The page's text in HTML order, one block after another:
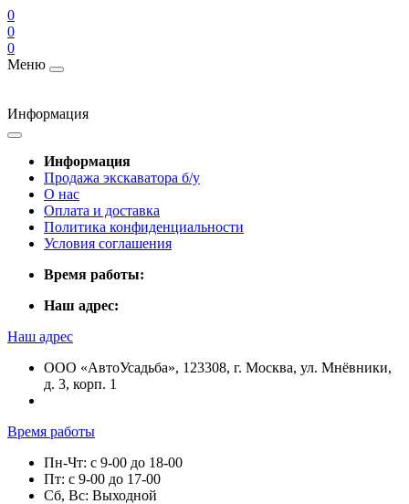
0
0
0
Меню
Информация
Информация
Продажа экскаватора б/у
О нас
Оплата и доставка
Политика конфиденциальности
Условия соглашения
Время работы:
Наш адрес:
Наш адрес
ООО «АвтоУсадьба», 123308, г. Москва, ул. Мнёвники,
д. 3, корп. 1
Время работы
Пн-Чт: с 9-00 до 18-00
Пт: с 9-00 до 17-00
Сб, Вс: Выходной